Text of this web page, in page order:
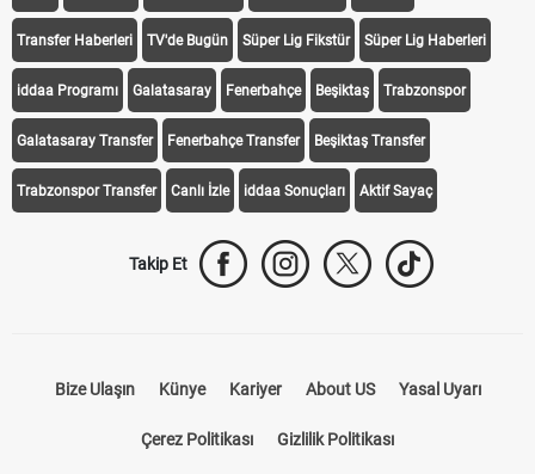
Transfer Haberleri TV'de Bugün Süper Lig Fikstür Süper Lig Haberleri
iddaa Programı Galatasaray Fenerbahçe Beşiktaş Trabzonspor
Galatasaray Transfer Fenerbahçe Transfer Beşiktaş Transfer
Trabzonspor Transfer Canlı İzle iddaa Sonuçları Aktif Sayaç
Takip Et
Bize Ulaşın Künye Kariyer About US Yasal Uyarı
Çerez Politikası Gizlilik Politikası